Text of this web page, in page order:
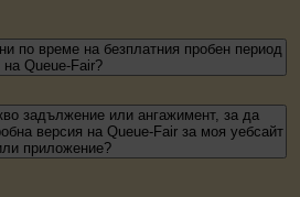
по време на безплатния пробен период
на Queue-Fair?
задължение или ангажимент, за да
версия на Queue-Fair за моя уебсайт
приложение?